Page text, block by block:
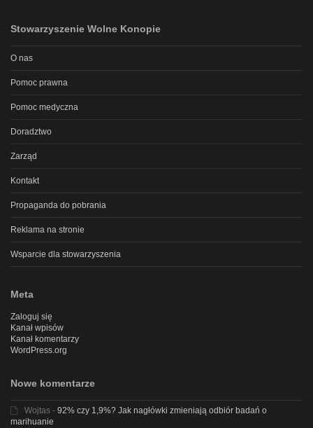
Stowarzyszenie Wolne Konopie
O nas
Pomoc prawna
Pomoc medyczna
Doradztwo
Zarząd
Kontakt
Propaganda do pobrania
Reklama na stronie
Wsparcie dla stowarzyszenia
Meta
Zaloguj się
Kanał wpisów
Kanał komentarzy
WordPress.org
Nowe komentarze
Wojtas - 92% czy 1,9%? Jak nagłówki zmieniają odbiór badań o
marihuanie